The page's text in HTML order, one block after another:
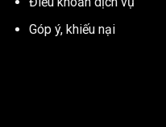
Góp ý, khiếu nại